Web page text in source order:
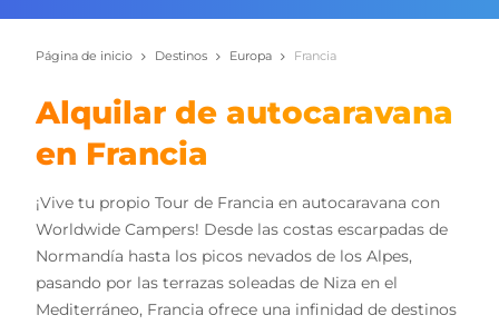
Página de inicio Destinos Europa Francia
Alquilar de autocaravana
en Francia
¡Vive tu propio Tour de Francia en autocaravana con
Worldwide Campers! Desde las costas escarpadas de
Normandía hasta los picos nevados de los Alpes,
pasando por las terrazas soleadas de Niza en el
Mediterráneo, Francia ofrece una infinidad de destinos